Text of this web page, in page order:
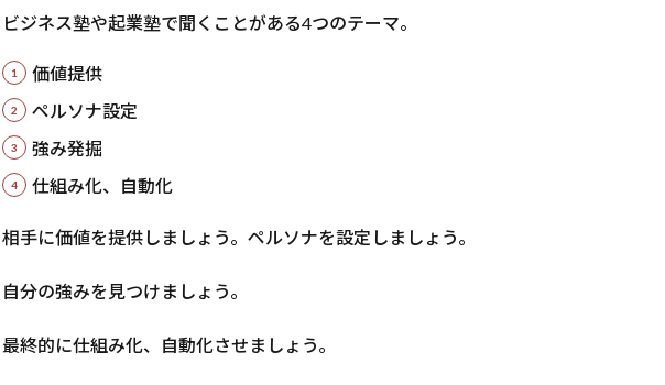
落し
る」
2.3
分の
サー
ビス
立し
てい
い」
ビジネス塾や起業塾で聞くことがある4つのテーマ。
価値提供
ペルソナ設定
強み発掘
仕組み化、自動化
相手に価値を提供しましょう。ペルソナを設定しましょう。
自分の強みを見つけましょう。
最終的に仕組み化、自動化させましょう。